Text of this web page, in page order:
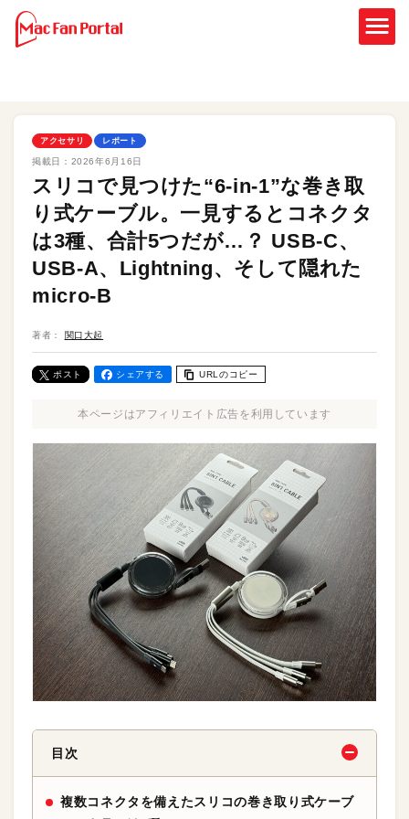
アクセサリ レポート
掲載日： 2026年6月16日
スリコで見つけた“6-in-1”な巻き取
り式ケーブル。一見するとコネクタ
は3種、合計5つだが…？ USB-C、
USB-A、Lightning、そして隠れた
micro-B
著者： 関口大起
ポスト シェアする URLのコピー
本ページはアフィリエイト広告を利用しています
目次
複数コネクタを備えたスリコの巻き取り式ケーブ